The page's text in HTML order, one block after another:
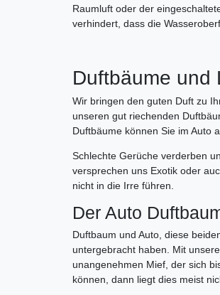
Raumluft oder der
verhindert, dass die
Duftbäume und
Wir bringen den guten Duft zu
unseren gut riechenden
Duftbäume können Sie im Auto
Schlechte Gerüche verderben
versprechen uns Exotik oder
nicht in die Irre führen.
Der Auto
Duftbaum und Auto, diese
untergebracht haben. Mit
unangenehmen Mief, der sich
können, dann liegt dies meist